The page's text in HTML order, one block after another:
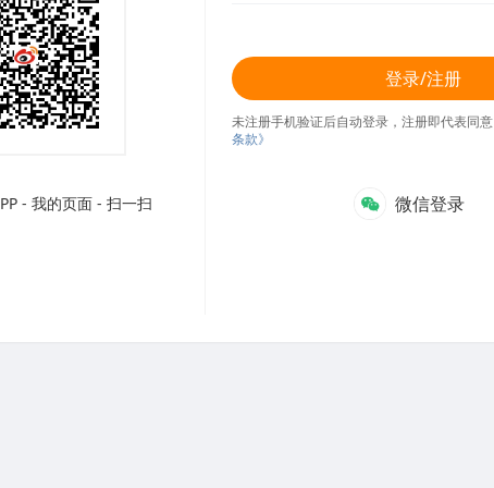
- 我的页面 - 扫一扫
登录/注册
未注册手机验证后自动登录，注册即代表同意
条款》
微信登录